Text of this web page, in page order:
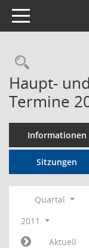
Toggle navigation
Haupt-
Termine
Informationen
Sitzungen
Quartal
2011
Aktuell